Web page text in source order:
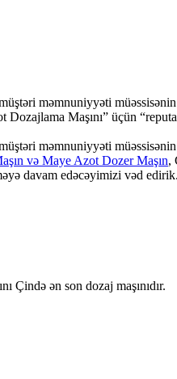
məmnuniyyəti
Maşını” üçün
məmnuniyyəti
və Maye Azot Dozer Maşın,
davam edəcəyimizi vəd edirik.
Çində ən son dozaj maşınıdır.